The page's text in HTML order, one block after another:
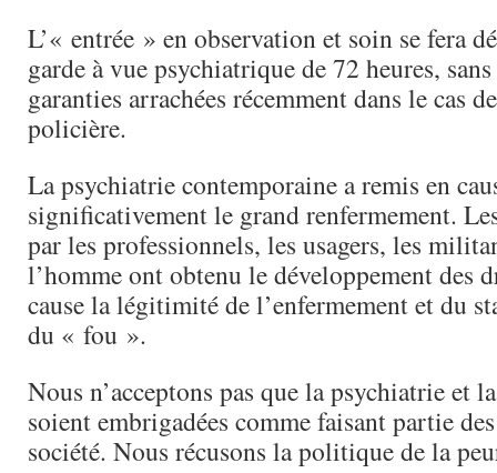
L’« entrée » en observation et soin se fera
garde à vue psychiatrique de 72 heures,
garanties arrachées récemment dans le cas
policière.
La psychiatrie contemporaine a remis en
significativement le grand renfermement.
par les professionnels, les usagers, les
l’homme ont obtenu le développement des
cause la légitimité de l’enfermement et du
du « fou ».
Nous n’acceptons pas que la psychiatrie et
soient embrigadées comme faisant partie
société. Nous récusons la politique de la